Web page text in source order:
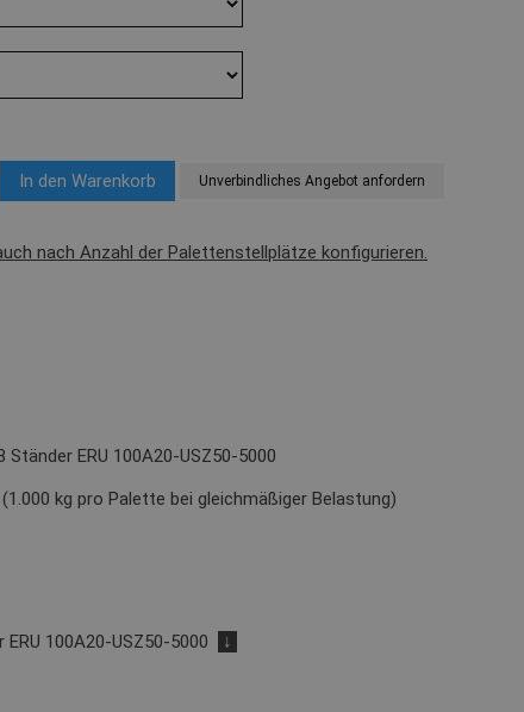
Unverbindliches Angebot anfordern
nach Anzahl der Palettenstellplätze konfigurieren.
ERU 100A20-USZ50-5000
kg pro Palette bei gleichmäßiger Belastung)
100A20-USZ50-5000
↓